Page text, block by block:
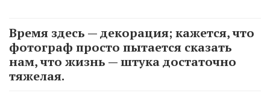
Время здесь — декорация; кажется, что
фотограф просто пытается сказать
нам, что жизнь — штука достаточно
тяжелая.